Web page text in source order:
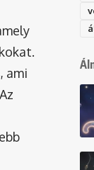
ami